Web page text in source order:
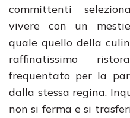
committenti
vivere con un
quale quello della
raffinatissimo
frequentato per la
dalla stessa regina.
non si ferma e si